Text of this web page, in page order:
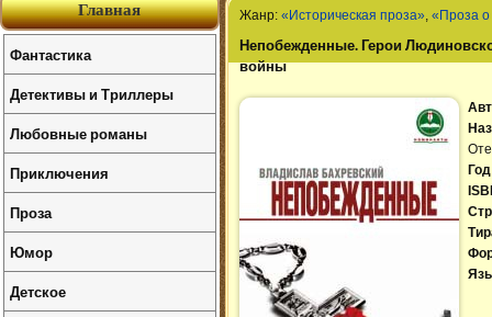
Жанр: «Историческая проза», «Проза о
Непобежденные. Герои
войны
Главная
Фантастика
Детективы и Триллеры
Любовные романы
Приключения
Проза
Юмор
Детское